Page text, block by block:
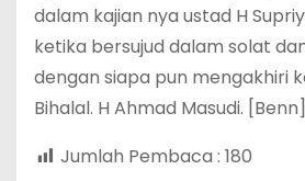
dalam kajian nya ustad H
ketika bersujud dalam solat
dengan siapa pun mengakhiri
Bihalal. H Ahmad Masudi. [Benn]
Jumlah Pembaca : 180